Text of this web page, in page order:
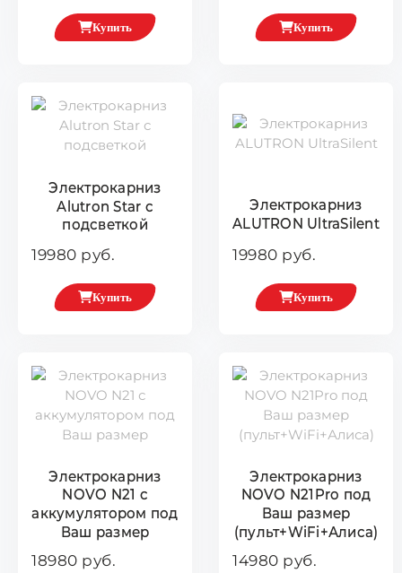
Купить Купить
Электрокарниз
Alutron Star с
подсветкой
19980 руб.
Купить
Электрокарниз
ALUTRON UltraSilent
19980 руб.
Купить
Электрокарниз
NOVO N21 с
аккумулятором под
Ваш размер
18980 руб.
Электрокарниз
NOVO N21Pro под
Ваш размер
(пульт+WiFi+Алиса)
14980 руб.